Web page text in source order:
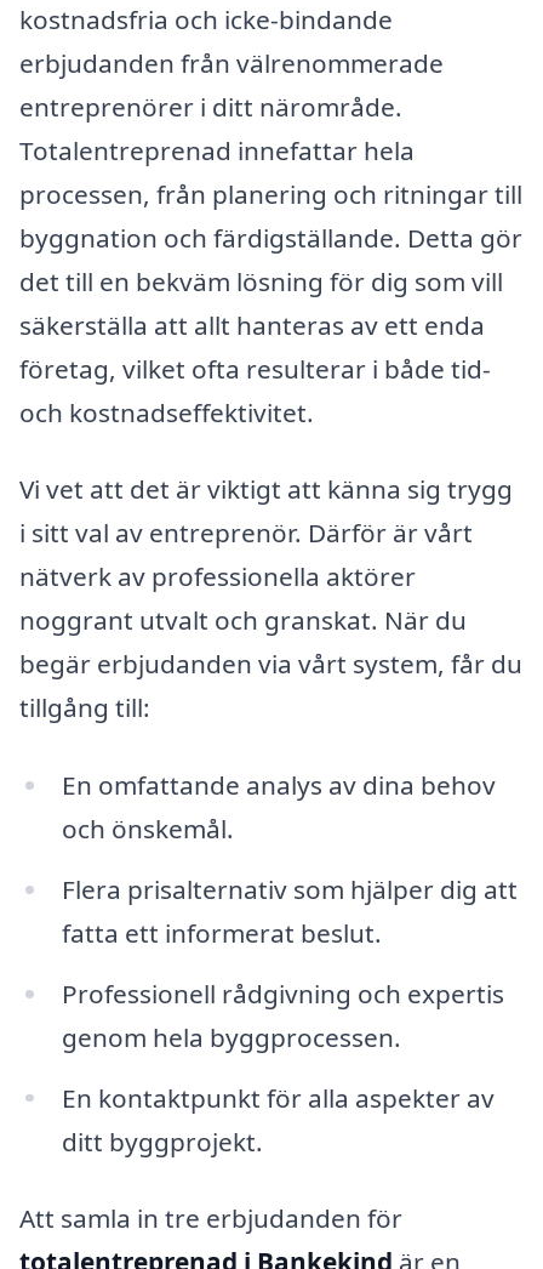
kostnadsfria och icke-bindande
erbjudanden från välrenommerade
entreprenörer i ditt närområde.
Totalentreprenad innefattar hela
processen, från planering och ritningar till
byggnation och färdigställande. Detta gör
det till en bekväm lösning för dig som vill
säkerställa att allt hanteras av ett enda
företag, vilket ofta resulterar i både tid-
och kostnadseffektivitet.
Vi vet att det är viktigt att känna sig trygg
i sitt val av entreprenör. Därför är vårt
nätverk av professionella aktörer
noggrant utvalt och granskat. När du
begär erbjudanden via vårt system, får du
tillgång till:
En omfattande analys av dina behov
och önskemål.
Flera prisalternativ som hjälper dig att
fatta ett informerat beslut.
Professionell rådgivning och expertis
genom hela byggprocessen.
En kontaktpunkt för alla aspekter av
ditt byggprojekt.
Att samla in tre erbjudanden för
totalentreprenad i Bankekind är en